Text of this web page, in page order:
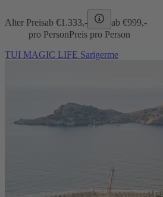
Alter Preisab €1.333,- ab €999,-
pro PersonPreis pro Person
TUI MAGIC LIFE Sarigerme